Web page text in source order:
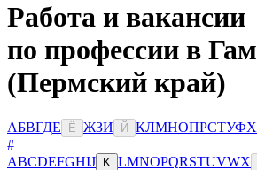
Работа и вакансии
по профессии в
(Пермский край)
АБВГДЕ Ё ЖЗИ Й КЛМНОПРСТУФХ
#
ABCDEFGHIJ K LMNOPQRSTUVWX